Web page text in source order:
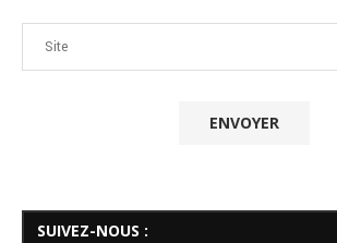
SUIVEZ-NOUS :